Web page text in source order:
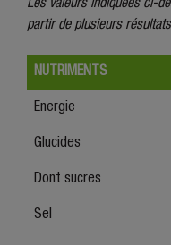
Les valeurs indiquées ci-
partir de plusieurs résultats
NUTRIMENTS
Energie
Glucides
Dont sucres
Sel